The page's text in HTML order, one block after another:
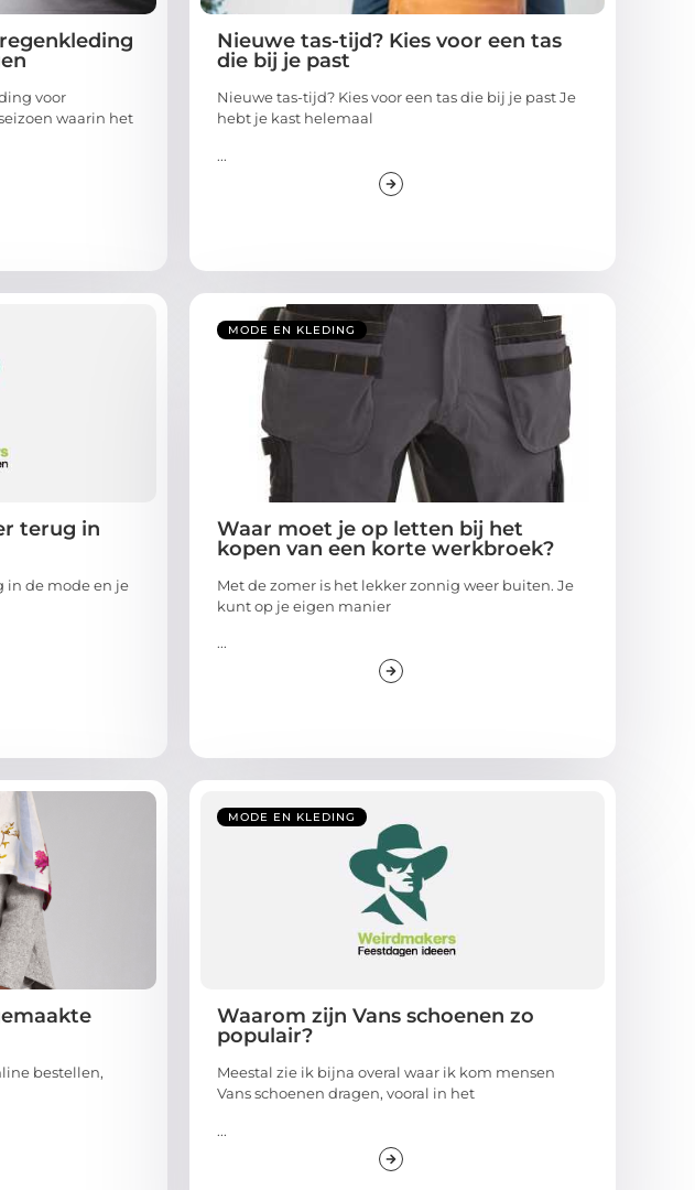
voor
waarin het
Nieuwe tas-tijd? Kies voor een tas
die bij je past
Nieuwe tas-tijd? Kies voor een tas die bij je past Je
hebt je kast helemaal
...
terug in
in de mode en je
MODE EN KLEDING
Waar moet je op letten bij het
kopen van een korte werkbroek?
Met de zomer is het lekker zonnig weer buiten. Je
kunt op je eigen manier
...
bestellen,
MODE EN KLEDING
Waarom zijn Vans schoenen zo
populair?
Meestal zie ik bijna overal waar ik kom mensen
Vans schoenen dragen, vooral in het
...